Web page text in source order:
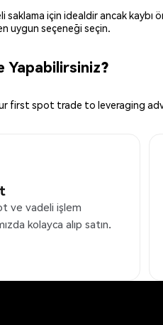
saklama için idealdir ancak
uygun seçeneği seçin.
Yapabilirsiniz?
first spot trade to leveraging
ve vadeli işlem
kolayca alıp satın.